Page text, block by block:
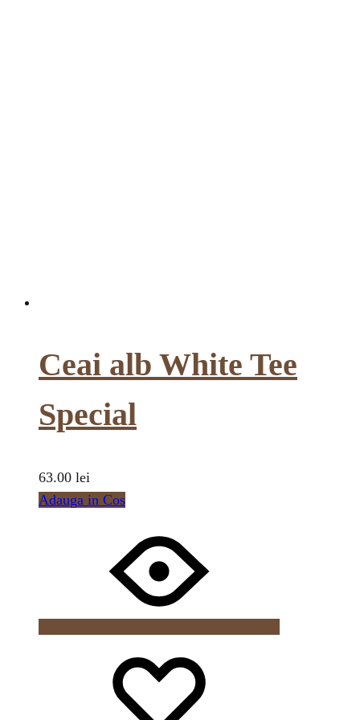
Ceai alb White Tee
Special
63.00 lei
Adauga in Cos